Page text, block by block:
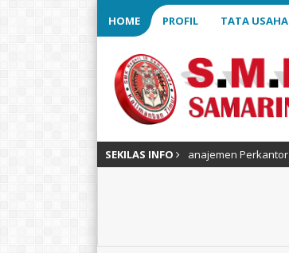
HOME PROFIL TATA USAHA
SEKILAS INFO
Layanan Wisata – Manajemen Perkantoran